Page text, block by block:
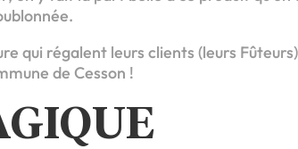
qui régalent leurs clients (leurs
de Cesson !